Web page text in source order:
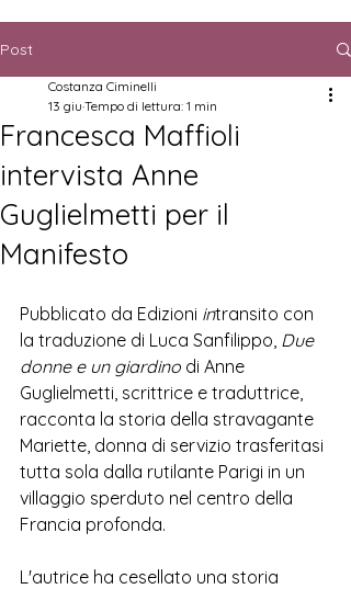
Post
Francesca Maffioli
intervista Anne
Guglielmetti per il
Manifesto
Costanza Ciminelli
13 giu Tempo di lettura: 1 min
Pubblicato da Edizioni intransito con
la traduzione di Luca Sanfilippo, Due
donne e un giardino di Anne
Guglielmetti, scrittrice e traduttrice,
racconta la storia della stravagante
Mariette, donna di servizio trasferitasi
tutta sola dalla rutilante Parigi in un
villaggio sperduto nel centro della
Francia profonda.
L'autrice ha cesellato una storia